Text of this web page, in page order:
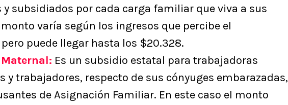
y subsidiados por cada carga familiar que viva a sus
monto varía según los ingresos que percibe el
puede llegar hasta los $20.328.
Es un subsidio estatal para trabajadoras
y trabajadores, respecto de sus cónyuges embarazadas,
de Asignación Familiar. En este caso el monto